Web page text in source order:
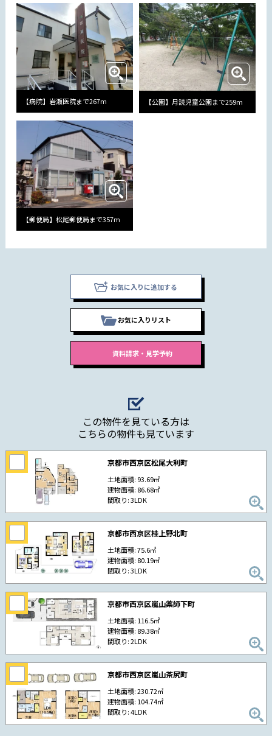
【病院】岩瀬医院まで267m 【公園】月読児童公園まで259m
【郵便局】松尾郵便局まで357m
お気に入りに追加する
お気に入りリスト
この物件を見ている方は
こちらの物件も見ています
京都市西京区松尾大利町
土地面積: 93.69㎡
建物面積: 86.68㎡
間取り: 3LDK
京都市西京区桂上野北町
土地面積: 75.6㎡
建物面積: 80.19㎡
間取り: 3LDK
京都市西京区嵐山薬師下町
土地面積: 116.5㎡
建物面積: 89.38㎡
間取り: 2LDK
京都市西京区嵐山茶尻町
土地面積: 230.72㎡
建物面積: 104.74㎡
間取り: 4LDK